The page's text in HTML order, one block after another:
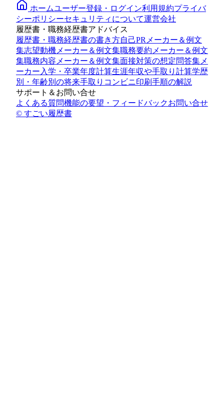
ホームユーザー登録・ログイン利用規約プライバ
シーポリシーセキュリティについて運営会社
履歴書・職務経歴書アドバイス
履歴書・職務経歴書の書き方自己PRメーカー＆例文
集志望動機メーカー＆例文集職務要約メーカー＆例文
集職務内容メーカー＆例文集面接対策の想定問答集メ
ーカー入学・卒業年度計算生涯年収や手取り計算学歴
別・年齢別の将来手取り コンビニ印刷手順の解説
サポート＆お問い合せ
よくある質問機能の要望・フィードバックお問い合せ
© すごい履歴書